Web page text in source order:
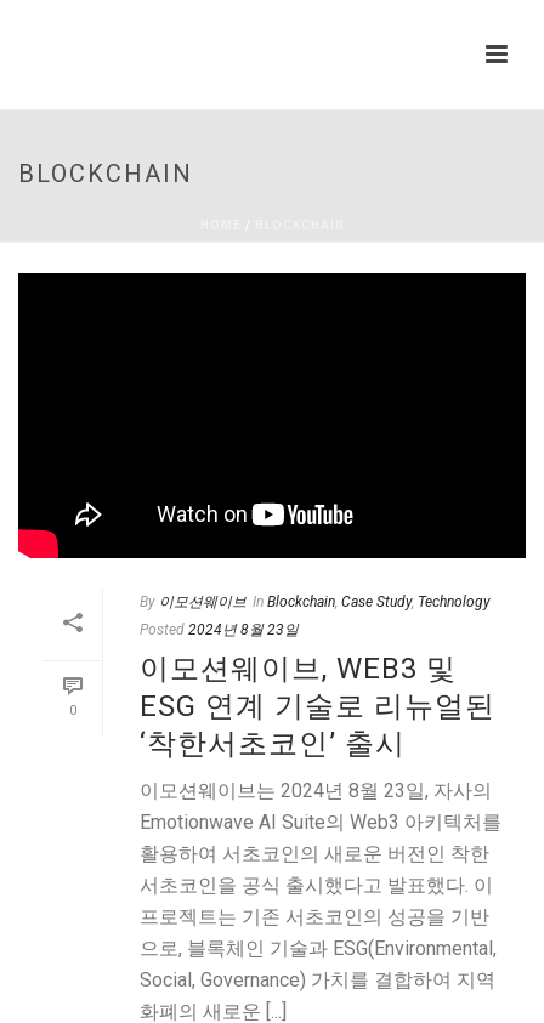
BLOCKCHAIN
/
0
By 이모션웨이브 In Blockchain, Case Study, Technology
Posted 2024년 8월 23일
이모션웨이브, WEB3 및
ESG 연계 기술로 리뉴얼된
‘착한서초코인’ 출시
이모션웨이브는 2024년 8월 23일, 자사의
Emotionwave AI Suite의 Web3 아키텍처를
활용하여 서초코인의 새로운 버전인 착한
서초코인을 공식 출시했다고 발표했다. 이
프로젝트는 기존 서초코인의 성공을 기반
으로, 블록체인 기술과 ESG(Environmental,
Social, Governance) 가치를 결합하여 지역
화폐의 새로운 [...]